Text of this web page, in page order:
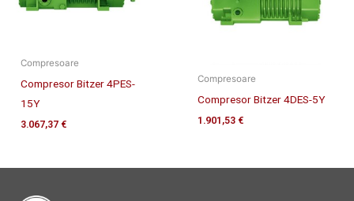
Compresoare
Compresor Bitzer 4PES-
15Y
3.067,37 €
Compresoare
Compresor Bitzer 4DES-5Y
1.901,53 €